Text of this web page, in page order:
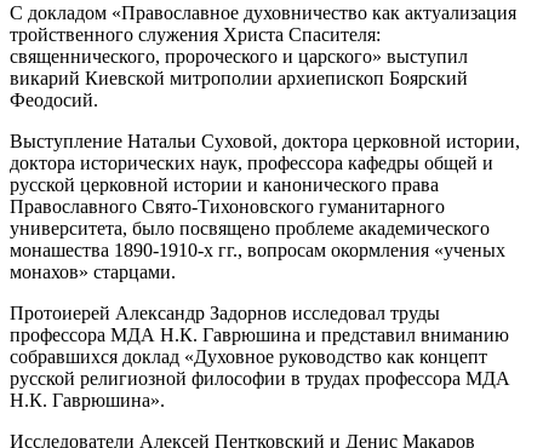
С докладом «Православное духовничество как актуализация
тройственного служения Христа Спасителя:
священнического, пророческого и царского» выступил
викарий Киевской митрополии архиепископ Боярский
Феодосий.
Выступление Натальи Суховой, доктора церковной истории,
доктора исторических наук, профессора кафедры общей и
русской церковной истории и канонического права
Православного Свято-Тихоновского гуманитарного
университета, было посвящено проблеме академического
монашества 1890-1910-х гг., вопросам окормления «ученых
монахов» старцами.
Протоиерей Александр Задорнов исследовал труды
профессора МДА Н.К. Гаврюшина и представил вниманию
собравшихся доклад «Духовное руководство как концепт
русской религиозной философии в трудах профессора МДА
Н.К. Гаврюшина».
Исследователи Алексей Пентковский и Денис Макаров